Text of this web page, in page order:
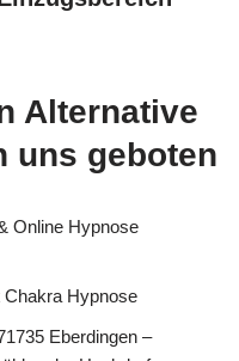
Alternative
uns geboten
Online Hypnose
Chakra Hypnose
Eberdingen –